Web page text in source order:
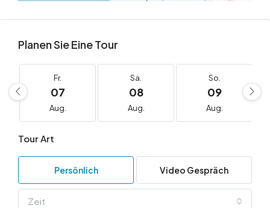
Planen Sie Eine Tour
Fr.
07
Aug.
Sa.
08
Aug.
So.
09
Aug.
Tour Art
Persönlich Video Gespräch
Zeit